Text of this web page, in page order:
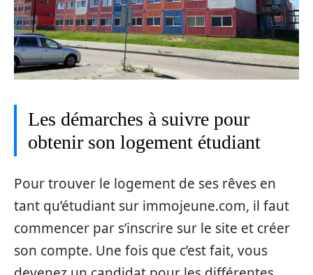
Les démarches à suivre pour
obtenir son logement étudiant
Pour trouver le logement de ses rêves en
tant qu’étudiant sur immojeune.com, il faut
commencer par s’inscrire sur le site et créer
son compte. Une fois que c’est fait, vous